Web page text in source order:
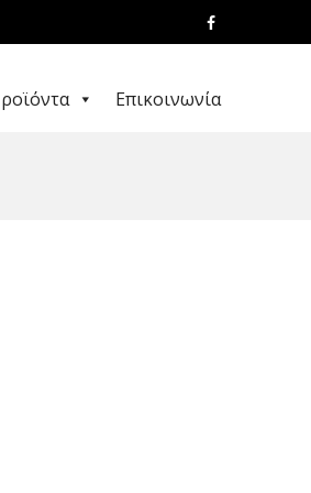
Επικοινωνία